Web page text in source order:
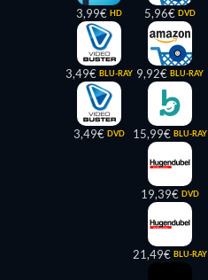
3,99€ HD
3,49€ BLU-RAY
3,49€ DVD
5,96€ DVD
9,92€ BLU-RAY
15,99€ BLU-RAY
19,39€ DVD
21,49€ BLU-RAY